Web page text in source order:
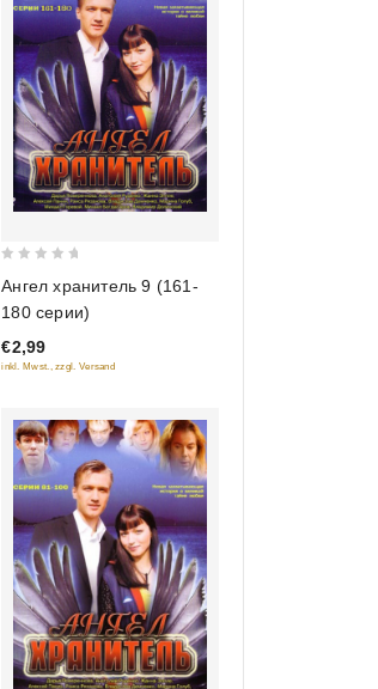
of
5
Ангел хранитель 9 (161-
180 серии)
€2,99
inkl. Mwst., zzgl. Versand